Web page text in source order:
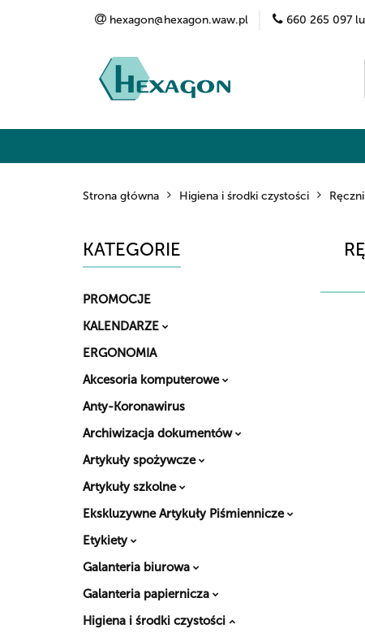
hexagon@hexagon.waw.pl 660 265 097
Strona główna Higiena i środki czystości
KATEGORIE
PROMOCJE
KALENDARZE
ERGONOMIA
Akcesoria komputerowe
Anty-Koronawirus
Archiwizacja dokumentów
Artykuły spożywcze
Artykuły szkolne
Ekskluzywne Artykuły Piśmiennicze
Etykiety
Galanteria biurowa
Galanteria papiernicza
Higiena i środki czystości